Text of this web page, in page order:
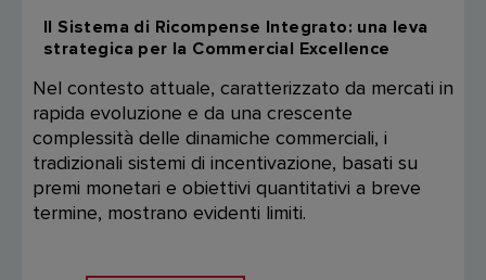
Il Sistema di Ricompense Integrato: una leva
strategica per la Commercial Excellence
Nel contesto attuale, caratterizzato da mercati in
rapida evoluzione e da una crescente
complessità delle dinamiche commerciali, i
tradizionali sistemi di incentivazione, basati su
premi monetari e obiettivi quantitativi a breve
termine, mostrano evidenti limiti.